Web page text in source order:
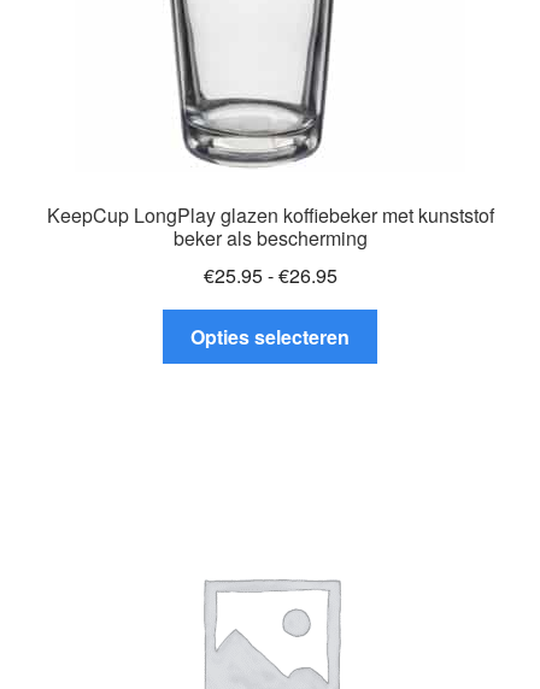
KeepCup LongPlay glazen koffiebeker met kunststof
beker als bescherming
€25.95-€26.95Prijsklasse:
€25.95
tot
€26.95
Opties selecteren